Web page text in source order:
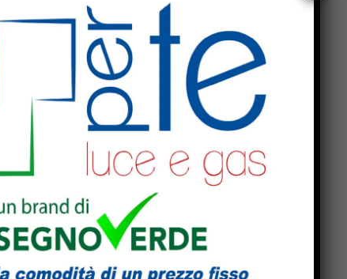
Popular
Incendio a Casaccia, nel
comune di Monte Santa
Maria Tiberina: rogo in fase